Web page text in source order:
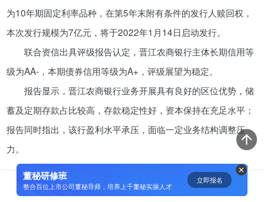
未能“开门红”，博隆技术成为2022
年首家被否IPO企业
01-08
赵建：北交所的深意
09-06
04-16
为10年期固定利率品种，在第5年末附有条件的发行人赎回权，
本次发行规模为7亿元，将于2022年1月14日启动发行。
联合资信出具评级报告认定，晋江农商银行主体长期信用等
级为AA-，本期债券信用等级为A+，评级展望为稳定。
报告显示，晋江农商银行业务开展具有良好的区位优势，储
蓄及定期存款占比较高，存款稳定性好，资本保持在充足水平；
报告同时指出，该行盈利水平承压，面临一定业务结构调整压
力。
发行计划披露，晋江农商银行2019年至2021年6月资本充
足率分别为17.26%、16.79%、13.55%，整体呈下降趋势，这
董秘研修班
整合百位上市公司董秘导师，培养上千董秘实操人才
立即报名